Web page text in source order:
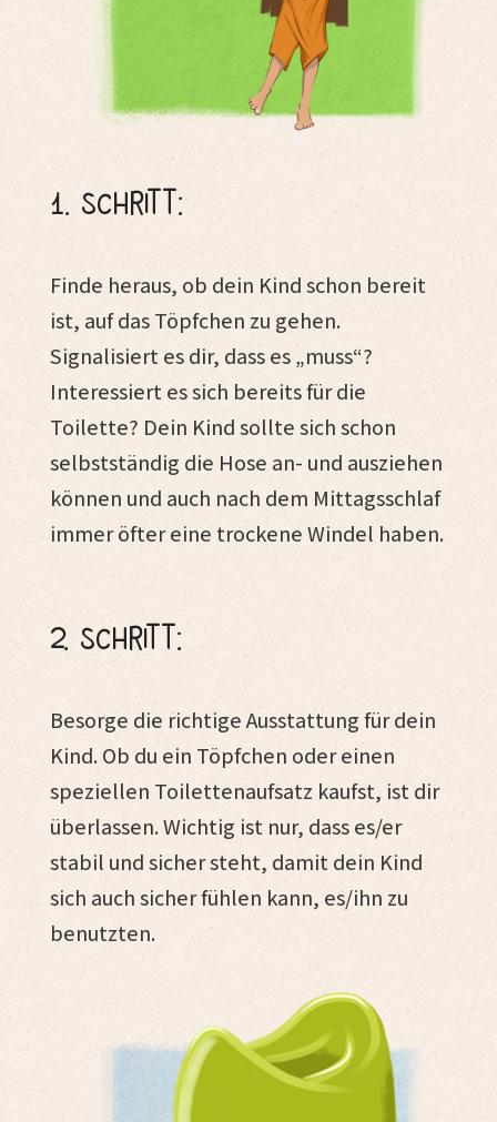
1. Schritt:
Finde heraus, ob dein Kind schon bereit
ist, auf das Töpfchen zu gehen.
Signalisiert es dir, dass es „muss“?
Interessiert es sich bereits für die
Toilette? Dein Kind sollte sich schon
selbstständig die Hose an- und ausziehen
können und auch nach dem Mittagsschlaf
immer öfter eine trockene Windel haben.
2. Schritt:
Besorge die richtige Ausstattung für dein
Kind. Ob du ein Töpfchen oder einen
speziellen Toilettenaufsatz kaufst, ist dir
überlassen. Wichtig ist nur, dass es/er
stabil und sicher steht, damit dein Kind
sich auch sicher fühlen kann, es/ihn zu
benutzten.